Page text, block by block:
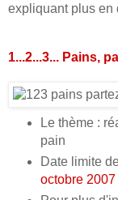
expliquant plus en
1...2...3... Pains,
Le thème :
pain
Date limite
octobre